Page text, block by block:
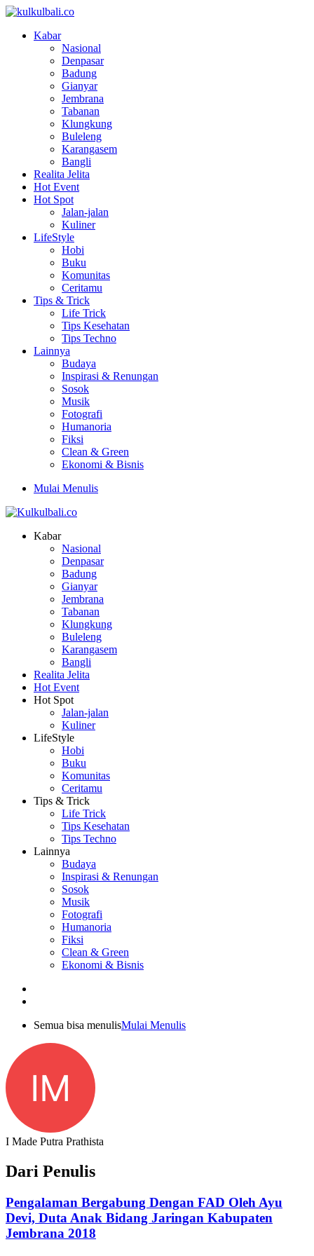
Kabar
Nasional
Denpasar
Badung
Gianyar
Jembrana
Tabanan
Klungkung
Buleleng
Karangasem
Bangli
Realita Jelita
Hot Event
Hot Spot
Jalan-jalan
Kuliner
LifeStyle
Hobi
Buku
Komunitas
Ceritamu
Tips & Trick
Life Trick
Tips Kesehatan
Tips Techno
Lainnya
Budaya
Inspirasi & Renungan
Sosok
Musik
Fotografi
Humanoria
Fiksi
Clean & Green
Ekonomi & Bisnis
Mulai Menulis
Kabar
Nasional
Denpasar
Badung
Gianyar
Jembrana
Tabanan
Klungkung
Buleleng
Karangasem
Bangli
Realita Jelita
Hot Event
Hot Spot
Jalan-jalan
Kuliner
LifeStyle
Hobi
Buku
Komunitas
Ceritamu
Tips & Trick
Life Trick
Tips Kesehatan
Tips Techno
Lainnya
Budaya
Inspirasi & Renungan
Sosok
Musik
Fotografi
Humanoria
Fiksi
Clean & Green
Ekonomi & Bisnis
Semua bisa menulisMulai Menulis
IM
I Made Putra Prathista
Dari Penulis
Pengalaman Bergabung Dengan FAD Oleh Ayu
Devi, Duta Anak Bidang Jaringan Kabupaten
Jembrana 2018